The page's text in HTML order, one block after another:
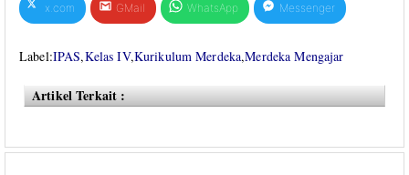
x.com GMail WhatsApp Messenger
Label:IPAS,Kelas IV,Kurikulum Merdeka,Merdeka Mengajar
Artikel Terkait :